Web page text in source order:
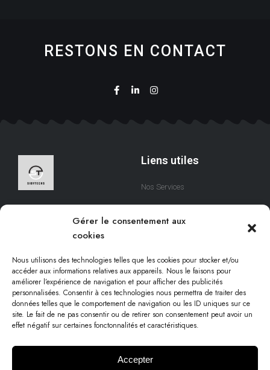
Gérer le consentement aux
cookies
Nous utilisons des technologies telles que les cookies pour stocker et/ou
accéder aux informations relatives aux appareils. Nous le faisons pour
améliorer l’expérience de navigation et pour afficher des publicités
personnalisées. Consentir à ces technologies nous permettra de traiter des
données telles que le comportement de navigation ou les ID uniques sur ce
site. Le fait de ne pas consentir ou de retirer son consentement peut avoir un
effet négatif sur certaines fonctonnalités et caractéristiques.
Accepter
RESTONS EN CONTACT
qui s’efforce de créer des
solutions digitales qui
Liens utiles
Nos Services
A Propos
Informations légales
Conditions d'utilisation